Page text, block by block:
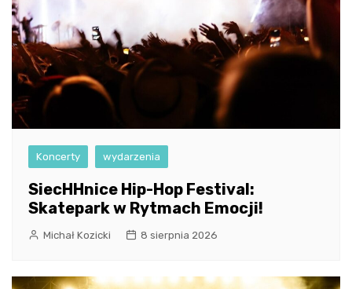
Koncerty wydarzenia
SiecHHnice Hip-Hop Festival:
Skatepark w Rytmach Emocji!
Michał Kozicki 8 sierpnia 2026